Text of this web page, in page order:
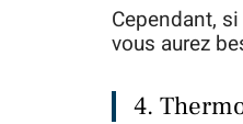
Cependant,
vous aurez
4.